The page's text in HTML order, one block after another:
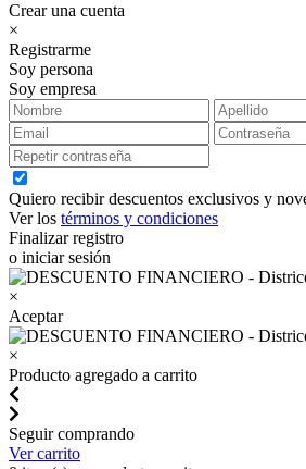
Crear una cuenta
×
Registrarme
Soy persona
Soy empresa
Quiero recibir descuentos exclusivos y
Ver los términos y condiciones
Finalizar registro
o iniciar sesión
×
Aceptar
×
Producto agregado a carrito
Seguir comprando
Ver carrito